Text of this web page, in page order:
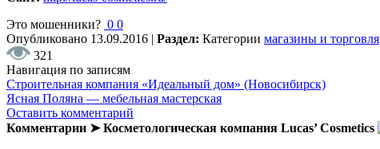
Это мошенники? 0 0
Опубликовано 13.09.2016 | Раздел: Категории магазины и торговля
321
Навигация по записям
Строительная компания «Идеальный дом» (Новосибирск)
Ясная Поляна — мебельная мастерская
Оставить комментарий
Комментарии ➤ Косметологическая компания Lucas’ Cosmetics